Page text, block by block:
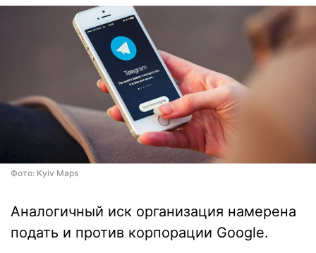
Фото: Kyiv Maps
Аналогичный иск организация намерена
подать и против корпорации Google.